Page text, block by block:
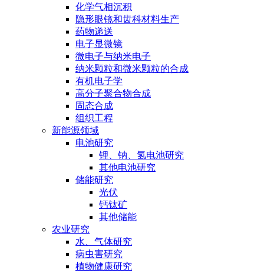
化学气相沉积
隐形眼镜和齿科材料生产
药物递送
电子显微镜
微电子与纳米电子
纳米颗粒和微米颗粒的合成
有机电子学
高分子聚合物合成
固态合成
组织工程
新能源领域
电池研究
锂、钠、氢电池研究
其他电池研究
储能研究
光伏
钙钛矿
其他储能
农业研究
水、气体研究
病虫害研究
植物健康研究